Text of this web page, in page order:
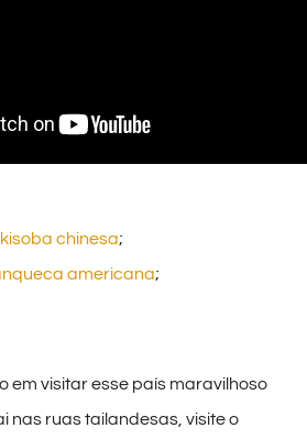
chinesa;
americana;
em visitar esse país maravilhoso
nas ruas tailandesas, visite o